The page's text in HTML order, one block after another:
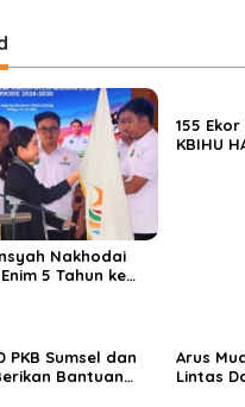
Nakhodai
5 Tahun ke
155
KBIHU
PKB Sumsel dan
Bantuan
Arus
Lintas